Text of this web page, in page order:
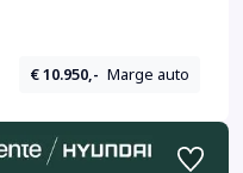
€ 10.950,- Marge auto